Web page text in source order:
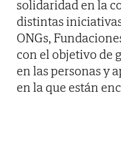
solidaridad en la
distintas
ONGs,
con el objetivo de
en las personas y
en la que están